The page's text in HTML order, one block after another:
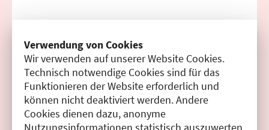
Verwendung von Cookies
Wir verwenden auf unserer Website Cookies.
Technisch notwendige Cookies sind für das
Funktionieren der Website erforderlich und
können nicht deaktiviert werden. Andere
Cookies dienen dazu, anonyme
Nutzungsinformationen statistisch auszuwerten,
Filter zurücksetzen
Ergebnisse drucken